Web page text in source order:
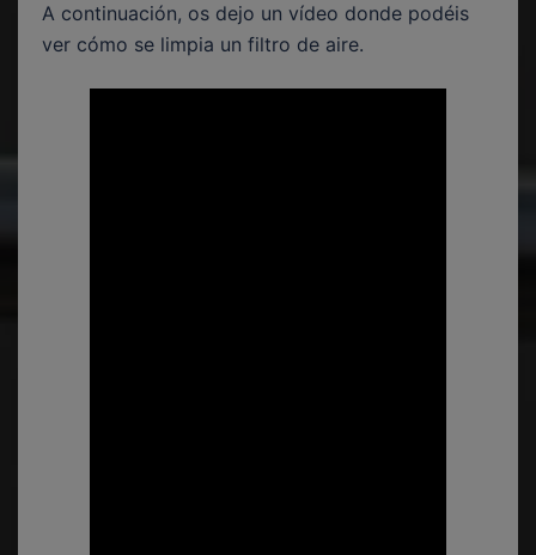
A continuación, os dejo un vídeo donde podéis
ver cómo se limpia un filtro de aire.